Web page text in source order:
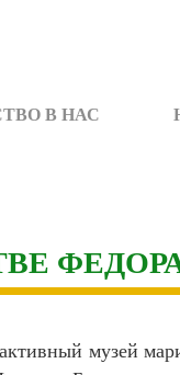
В НАС
музей